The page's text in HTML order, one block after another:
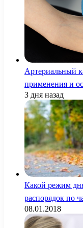
Артериальный
применения и
3 дня назад
Какой режим
распорядок по
08.01.2018